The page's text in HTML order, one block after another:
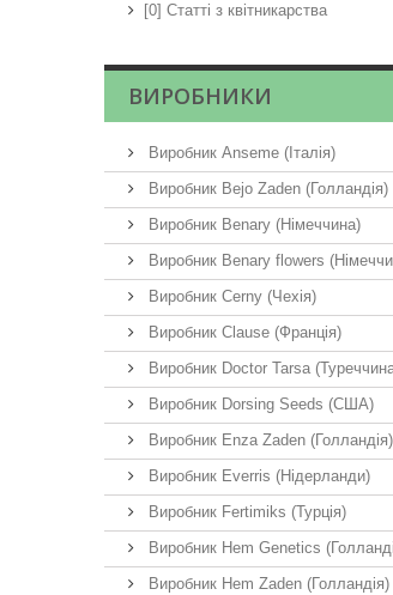
[0] Статті з квітникарства
ВИРОБНИКИ
Виробник Anseme (Італія)
Виробник Bejo Zaden (Голландія)
Виробник Benary (Німеччина)
Виробник Benary flowers
Виробник Cerny (Чехія)
Виробник Clause (Франція)
Виробник Doctor Tarsa
Виробник Dorsing Seeds (США)
Виробник Enza Zaden (Голландія)
Виробник Everris (Нідерланди)
Виробник Fertimiks (Турція)
Виробник Hem Genetics
Виробник Hem Zaden (Голландія)